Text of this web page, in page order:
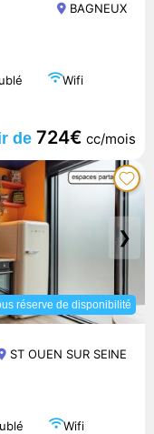
BAGNEUX
Wifi
de 724€ cc/mois
❯
réserve de disponibilité
ST OUEN SUR SEINE
Wifi